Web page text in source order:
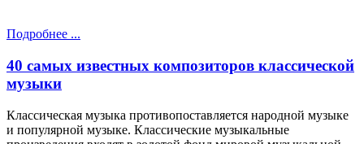
Подробнее ...
40 самых известных композиторов классической
музыки
Классическая музыка противопоставляется народной музыке
и популярной музыке. Классические музыкальные